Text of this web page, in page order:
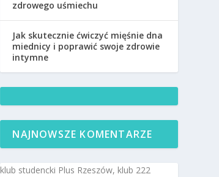
zdrowego uśmiechu
Jak skutecznie ćwiczyć mięśnie dna
miednicy i poprawić swoje zdrowie
intymne
NAJNOWSZE KOMENTARZE
klub studencki Plus Rzeszów, klub 222